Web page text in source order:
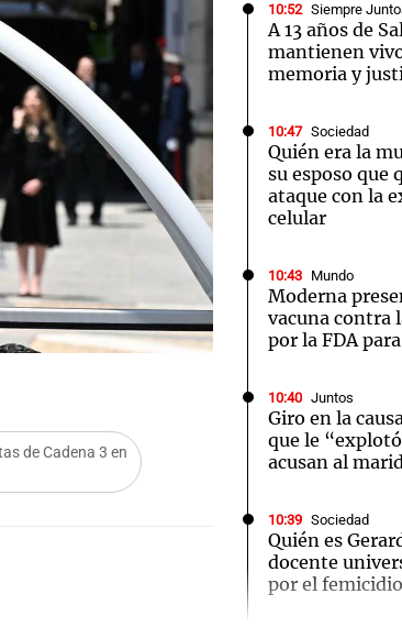
de Cadena 3 en
10:52 Siempre
A 13 años de
mantienen
memoria y
10:47 Sociedad
Quién era la
su esposo que
ataque con la
celular
10:43 Mundo
Moderna
vacuna contra
por la FDA
10:40 Juntos
Giro en la
que le
acusan al
10:39 Sociedad
Quién es
docente
por el